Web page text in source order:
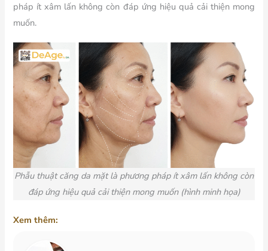
pháp ít xâm lấn không còn đáp ứng hiệu quả cải thiện mong
muốn.
Phẫu thuật căng da mặt là phương pháp ít xâm lấn không còn
đáp ứng hiệu quả cải thiện mong muốn (hình minh họa)
Xem thêm: